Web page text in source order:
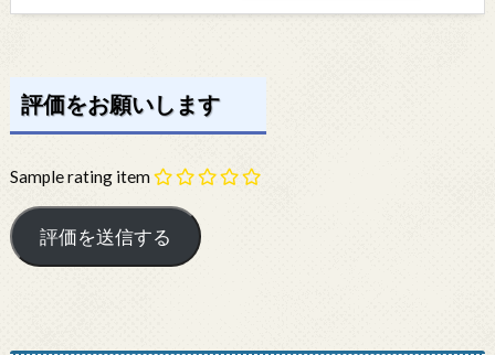
評価をお願いします
Sample rating item